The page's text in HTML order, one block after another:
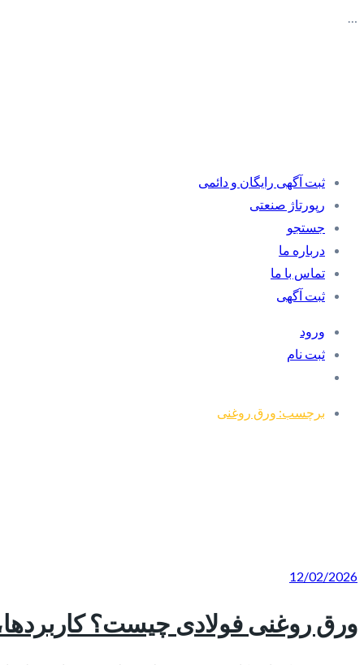
…
ثبت آگهی رایگان و دائمی
رپورتاژ صنعتی
جستجو
درباره ما
تماس با ما
ثبت آگهی
ورود
ثبت نام
برچسب: ورق روغنی
12/02/2026
ورق روغنی فولادی چیست؟